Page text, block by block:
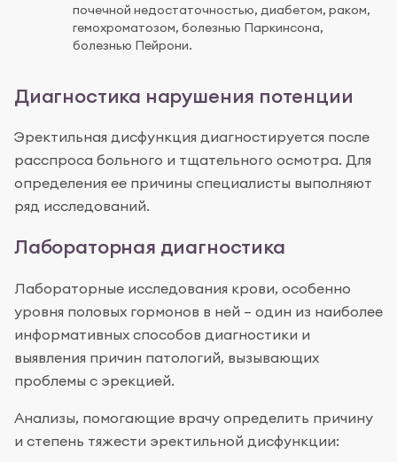
почечной недостаточностью, диабетом, раком,
гемохроматозом, болезнью Паркинсона,
болезнью Пейрони.
Диагностика нарушения потенции
Эректильная дисфункция диагностируется после
расспроса больного и тщательного осмотра. Для
определения ее причины специалисты выполняют
ряд исследований.
Лабораторная диагностика
Лабораторные исследования крови, особенно
уровня половых гормонов в ней – один из наиболее
информативных способов диагностики и
выявления причин патологий, вызывающих
проблемы с эрекцией.
Анализы, помогающие врачу определить причину
и степень тяжести эректильной дисфункции: